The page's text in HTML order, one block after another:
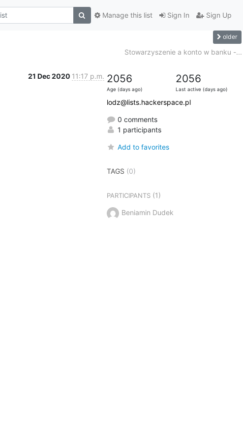
Sign In Sign Up
Manage this list
older
Stowarzyszenie a konto w banku -...
21 Dec 2020 11:17 p.m. 2056
Age (days ago)
2056
Last active (days ago)
lodz@lists.hackerspace.pl
0 comments
1 participants
Add to favorites
TAGS (0)
PARTICIPANTS(1)
Beniamin Dudek